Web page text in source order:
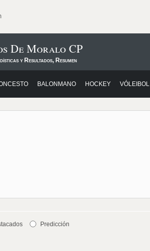
De Moralo CP
y Resultados, Resumen
BALONMANO HOCKEY VÓLEIBOL
Predicción